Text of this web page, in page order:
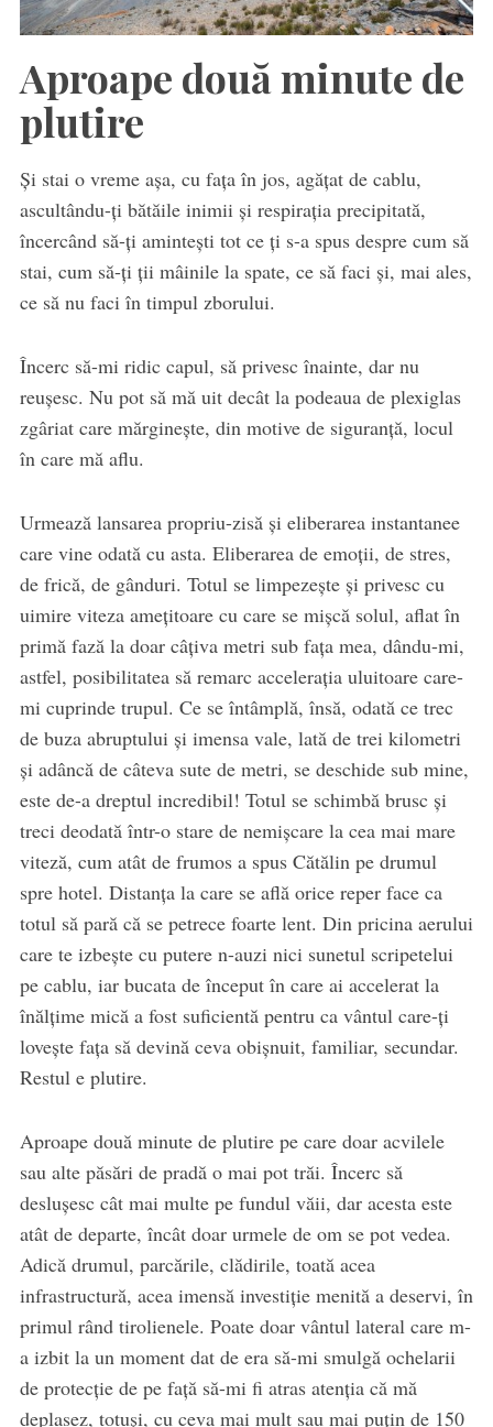
Aproape două minute de
plutire
Și stai o vreme așa, cu fața în jos, agățat de cablu,
ascultându-ți bătăile inimii și respirația precipitată,
încercând să-ți amintești tot ce ți s-a spus despre cum să
stai, cum să-ți ții mâinile la spate, ce să faci și, mai ales,
ce să nu faci în timpul zborului.
Încerc să-mi ridic capul, să privesc înainte, dar nu
reușesc. Nu pot să mă uit decât la podeaua de plexiglas
zgâriat care mărginește, din motive de siguranță, locul
în care mă aflu.
Urmează lansarea propriu-zisă și eliberarea instantanee
care vine odată cu asta. Eliberarea de emoții, de stres,
de frică, de gânduri. Totul se limpezește și privesc cu
uimire viteza amețitoare cu care se mișcă solul, aflat în
primă fază la doar câțiva metri sub fața mea, dându-mi,
astfel, posibilitatea să remarc accelerația uluitoare care-
mi cuprinde trupul. Ce se întâmplă, însă, odată ce trec
de buza abruptului și imensa vale, lată de trei kilometri
și adâncă de câteva sute de metri, se deschide sub mine,
este de-a dreptul incredibil! Totul se schimbă brusc și
treci deodată într-o stare de nemișcare la cea mai mare
viteză, cum atât de frumos a spus Cătălin pe drumul
spre hotel. Distanța la care se află orice reper face ca
totul să pară că se petrece foarte lent. Din pricina aerului
care te izbește cu putere n-auzi nici sunetul scripetelui
pe cablu, iar bucata de început în care ai accelerat la
înălțime mică a fost suficientă pentru ca vântul care-ți
lovește fața să devină ceva obișnuit, familiar, secundar.
Restul e plutire.
Aproape două minute de plutire pe care doar acvilele
sau alte păsări de pradă o mai pot trăi. Încerc să
deslușesc cât mai multe pe fundul văii, dar acesta este
atât de departe, încât doar urmele de om se pot vedea.
Adică drumul, parcările, clădirile, toată acea
infrastructură, acea imensă investiție menită a deservi, în
primul rând tirolienele. Poate doar vântul lateral care m-
a izbit la un moment dat de era să-mi smulgă ochelarii
de protecție de pe față să-mi fi atras atenția că mă
deplasez, totuși, cu ceva mai mult sau mai puțin de 150